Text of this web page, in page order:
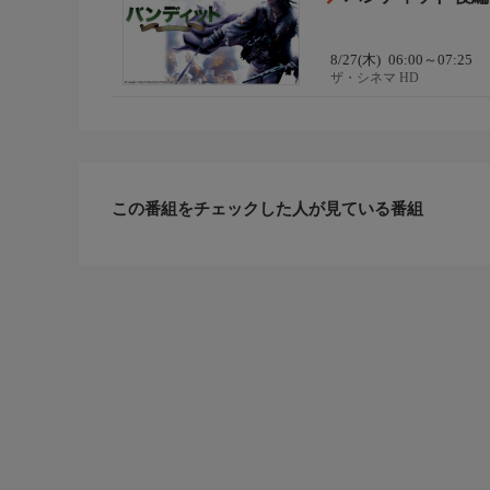
8/27(木) 06:00～07:25
ザ・シネマ HD
この番組をチェックした人が見ている番組